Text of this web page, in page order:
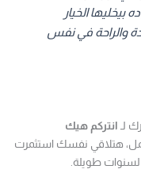
بيخليها الخيار
والراحة في نفس
لـ انتركم هيك
هتلاقي نفسك استثمرت
طويلة.